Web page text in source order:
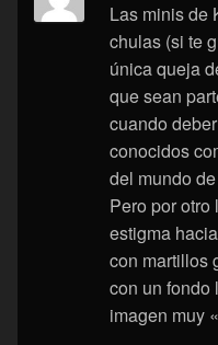
Las minis de
chulas (si te
única queja
que sean
cuando
conocidos
del mundo
Pero por
estigma
con martillos
con un fondo
imagen muy